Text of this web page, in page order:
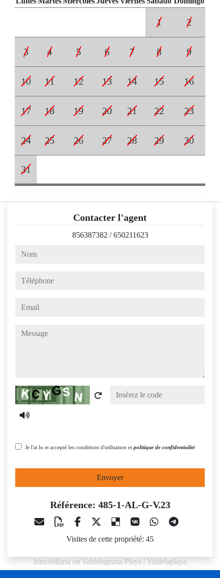
1 2
3 4 5 6 7 8 9
10 11 12 13 14 15 16
17 18 19 20 21 22 23
24 25 26 27 28 29 30
31
Contacter l'agent
856387382 /650211623
nom
téléphone
email
message
Captcha
Je l'ai lu et accepté les conditions d'utilisation et politique de confidentialité
Envoyer
Référence: 485-1-AL-G-V.23
Visites de cette propriété: 45
Inmobiliaria en Valdelagrana Playa | Valdelaplaya